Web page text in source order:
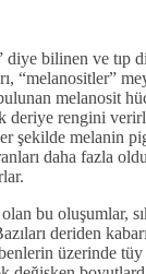
diye bilinen ve tıp
“melanositler”
melanosit
deriye rengini
şekilde melanin
daha fazla
bu oluşumlar,
deriden
üzerinde tüy